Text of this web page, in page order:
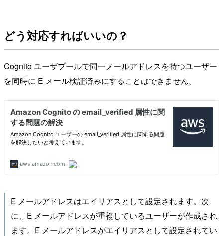
どう対応すればいいの？
Cognito ユーザプールで同一メールアドレスを持つユーザー
を同時に E メール検証済みにすることはできません。
E メールアドレスはエイリアスとして設定されます。次
に、E メールアドレスが重複しているユーザーが作成され
ます。E メールアドレスがエイリアスとして設定されてい